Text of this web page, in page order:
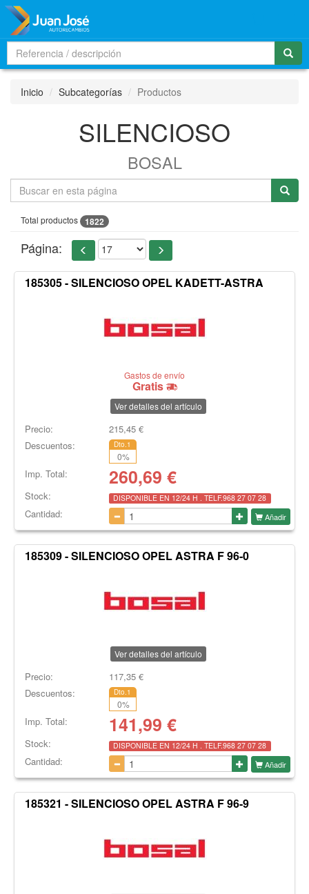
Inicio Subcategorías Productos
SILENCIOSO
BOSAL
Total productos 1822
Página:
185305 - SILENCIOSO OPEL KADETT-ASTRA
Gastos de envío
Gratis
Ver detalles del artículo
Precio: 215,45€
Descuentos:
Dto.1
0%
Imp. Total: 260,69 €
Stock: DISPONIBLE EN 12/24 H . TELF.968 27 07 28
Cantidad: Añadir
185309 - SILENCIOSO OPEL ASTRA F 96-0
Ver detalles del artículo
Precio: 117,35€
Descuentos:
Dto.1
0%
Imp. Total: 141,99 €
Stock: DISPONIBLE EN 12/24 H . TELF.968 27 07 28
Cantidad: Añadir
185321 - SILENCIOSO OPEL ASTRA F 96-9